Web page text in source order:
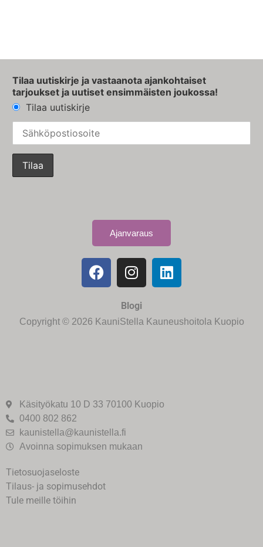
Tilaa uutiskirje ja vastaanota ajankohtaiset
tarjoukset ja uutiset ensimmäisten joukossa!
Tilaa uutiskirje
Ajanvaraus
Blogi
Copyright © 2026 KauniStella Kauneushoitola Kuopio
Käsityökatu 10 D 33 70100 Kuopio
0400 802 862
kaunistella@kaunistella.fi
Avoinna sopimuksen mukaan
Tietosuojaseloste
Tilaus- ja sopimusehdot
Tule meille töihin